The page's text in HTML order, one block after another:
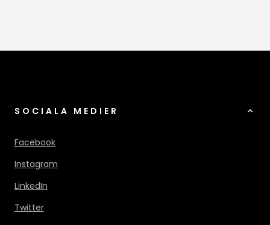
SOCIALA MEDIER
Facebook
Instagram
LinkedIn
Twitter